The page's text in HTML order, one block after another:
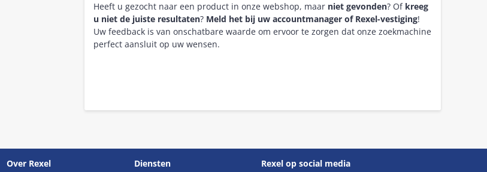
Heeft u gezocht naar een product in onze webshop, maar niet gevonden? Of kreeg
u niet de juiste resultaten? Meld het bij uw accountmanager of Rexel-vestiging!
Uw feedback is van onschatbare waarde om ervoor te zorgen dat onze zoekmachine
perfect aansluit op uw wensen.
Over Rexel
Diensten
Rexel op social media